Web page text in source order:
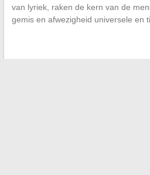
van lyriek, raken de kern van de
gemis en afwezigheid universele en